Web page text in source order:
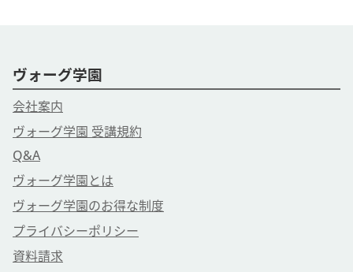
ヴォーグ学園
会社案内
ヴォーグ学園 受講規約
Q&A
ヴォーグ学園とは
ヴォーグ学園のお得な制度
プライバシーポリシー
資料請求